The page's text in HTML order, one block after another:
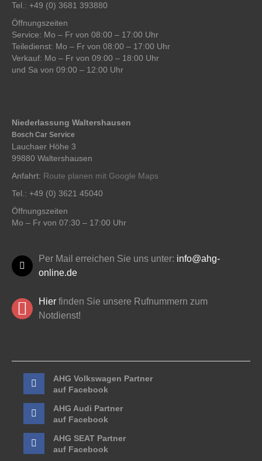
Tel.: +49 (0) 3681 393880
Öffnungszeiten
Service: Mo – Fr von 08:00 – 17:00 Uhr
Teiledienst: Mo – Fr von 08:00 – 17:00 Uhr
Verkauf: Mo – Fr von 09:00 – 18:00 Uhr
und Sa von 09:00 – 12:00 Uhr
Niederlassung Waltershausen
Bosch Car Service
Lauchaer Höhe 3
99880 Waltershausen
Anfahrt: Route planen mit Google Maps
Tel.: +49 (0) 3621 45040
Öffnungszeiten
Mo – Fr von 07:30 – 17:00 Uhr
Per Mail erreichen Sie uns unter: info@ahg-
online.de
Hier finden Sie unsere Rufnummern zum
Notdienst!
AHG Volkswagen Partner
auf Facebook
AHG Audi Partner
auf Facebook
AHG SEAT Partner
auf Facebook